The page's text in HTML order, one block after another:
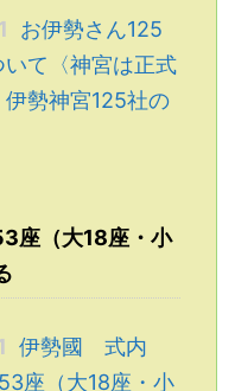
お伊勢さん125
いて〈神宮は正式
勢神宮125社の
（大18座・小
伊勢國 式内
座（大18座・小